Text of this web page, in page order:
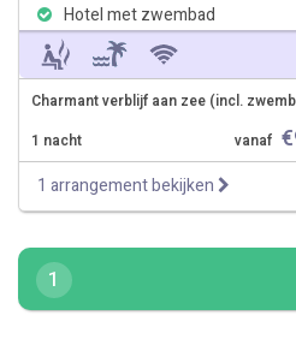
Hotel met zwembad
Charmant verblijf aan zee (incl.
1 nacht
vanaf €
1 arrangement bekijken
1